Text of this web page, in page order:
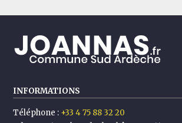
INFORMATIONS
Téléphone : +33 4 75 88 32 20